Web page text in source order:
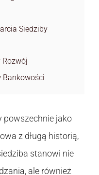
Siedziby
Rozwój
Bankowości
powszechnie jako
z długą historią,
stanowi nie
ale również